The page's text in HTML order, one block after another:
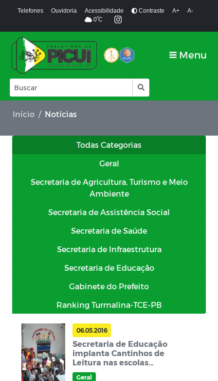
Telefones Ouvidoria Acessibilidade Contraste A+
A-
0ºC
Menu
Início Notícias
Todas Categorias
Geral
Secretaria de Agricultura, Turismo e Meio
Ambiente
Secretaria de Assistência Social
Secretaria de Saúde
Secretaria de Infraestrutura
Secretaria de Educação
Gabinete do Prefeito
Ranking Turmalina-TCE-PB
06.05.2016
Secretaria de Educação
implanta Cantinhos de
Leitura nas escolas
municipais
Geral